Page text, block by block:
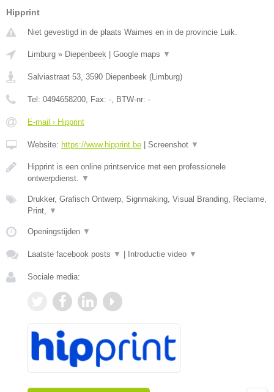
Hipprint
Niet gevestigd in de plaats Waimes en in de provincie Luik.
Limburg » Diepenbeek | Google maps ▼
Salviastraat 53 3590 Diepenbeek (Limburg)
Tel: 0494658200 , Fax: - , BTW-nr: -
E-mail › Hipprint
Website: https://www.hipprint.be | Screenshot ▼
Hipprint is een online printservice met een professionele
ontwerpdienst.
▼
Drukker, Grafisch Ontwerp, Signmaking, Visual Branding, Reclame,
Print,
▼
Openingstijden ▼
Laatste facebook posts ▼ | Introductie video ▼
Sociale media: